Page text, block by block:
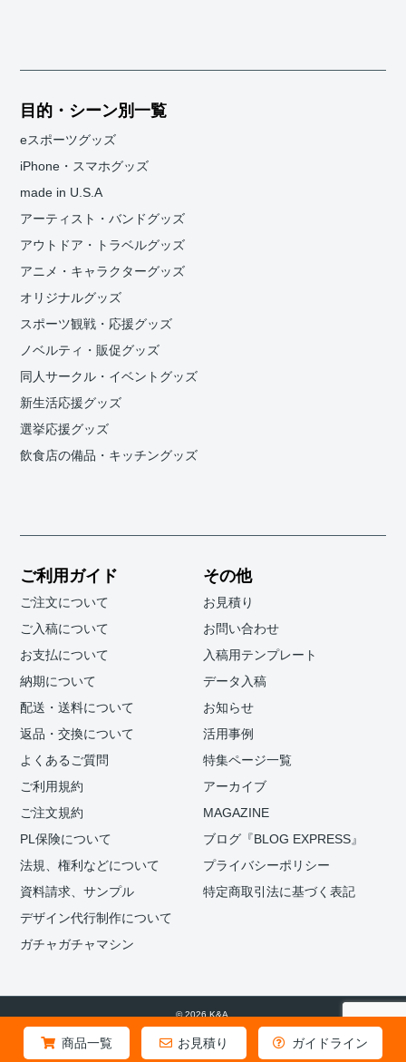
商品一覧 お見積り ガイドライン
目的・シーン別一覧
eスポーツグッズ
iPhone・スマホグッズ
made in U.S.A
アーティスト・バンドグッズ
アウトドア・トラベルグッズ
アニメ・キャラクターグッズ
オリジナルグッズ
スポーツ観戦・応援グッズ
ノベルティ・販促グッズ
同人サークル・イベントグッズ
新生活応援グッズ
選挙応援グッズ
飲食店の備品・キッチングッズ
ご利用ガイド
ご注文について
ご入稿について
お支払について
納期について
配送・送料について
返品・交換について
よくあるご質問
ご利用規約
ご注文規約
PL保険について
法規、権利などについて
資料請求、サンプル
デザイン代行制作について
ガチャガチャマシン
その他
お見積り
お問い合わせ
入稿用テンプレート
データ入稿
お知らせ
活用事例
特集ページ一覧
アーカイブ
MAGAZINE
ブログ『BLOG EXPRESS』
プライバシーポリシー
特定商取引法に基づく表記
© 2026 K&A.